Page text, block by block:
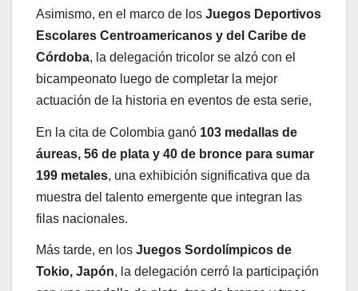
Asimismo, en el marco de los Juegos Deportivos
Escolares Centroamericanos y del Caribe de
Córdoba, la delegación tricolor se alzó con el
bicampeonato luego de completar la mejor
actuación de la historia en eventos de esta serie,
En la cita de Colombia ganó 103 medallas de
áureas, 56 de plata y 40 de bronce para sumar
199 metales, una exhibición significativa que da
muestra del talento emergente que integran las
filas nacionales.
Más tarde, en los Juegos Sordolímpicos de
Tokio, Japón, la delegación cerró la participaçión